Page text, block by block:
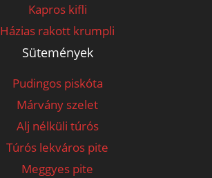
Kapros kifli
Házias rakott krumpli
Sütemények
Pudingos piskóta
Márvány szelet
Alj nélküli túrós
Túrós lekváros pite
Meggyes pite